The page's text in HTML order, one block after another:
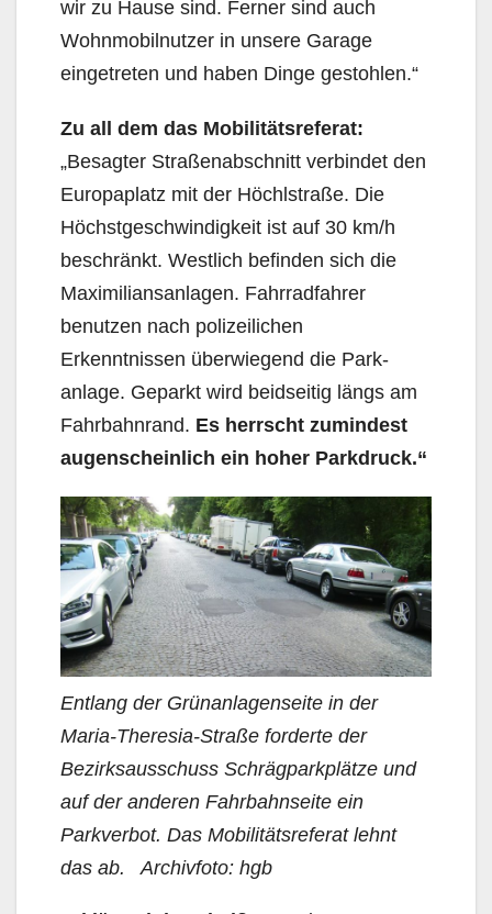
wir zu Hause sind. Ferner sind auch
Wohnmobilnutzer in unsere Garage
eingetreten und haben Dinge gestohlen.“
Zu all dem das Mobilitätsreferat:
„Besagter Straßenabschnitt verbindet den
Europaplatz mit der Höchlstraße. Die
Höchstgeschwindigkeit ist auf 30 km/h
beschränkt. Westlich befinden sich die
Ma­ximiliansanlagen. Fahrradfahrer
benutzen nach polizeilichen
Erkenntnissen überwiegend die Park­
anlage. Geparkt wird beidseitig längs am
Fahrbahnrand. Es herrscht zumindest
augenscheinlich ein hoher Parkdruck.“
Entlang der Grünanlagenseite in der
Maria-Theresia-Straße forderte der
Bezirksausschuss Schrägparkplätze und
auf der anderen Fahrbahnseite ein
Parkverbot. Das Mobilitätsreferat lehnt
das ab. Archivfoto: hgb